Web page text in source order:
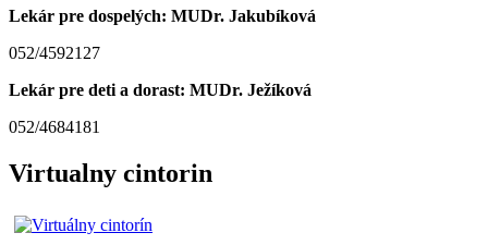
Lekár pre dospelých: MUDr. Jakubíková
052/4592127
Lekár pre deti a dorast: MUDr. Ježíková
052/4684181
Virtualny cintorin